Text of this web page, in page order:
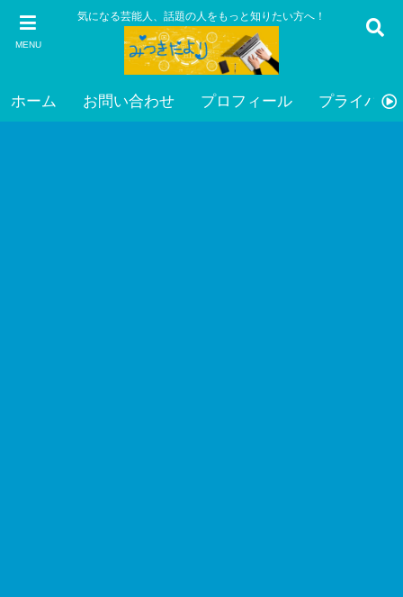
MENU
気になる芸能人、話題の人をもっと知りたい方へ！
ホーム お問い合わせ プロフィール プライバシ